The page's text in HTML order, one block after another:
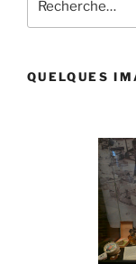
pour
QUELQUES